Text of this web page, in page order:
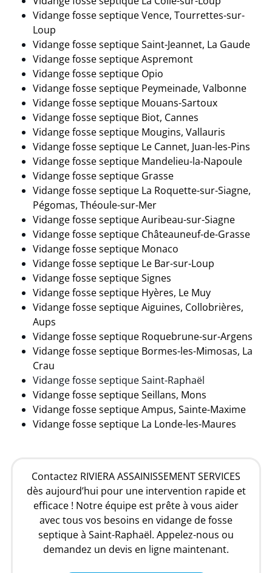
Vidange fosse septique Vence, Tourrettes-sur-
Loup
Vidange fosse septique Saint-Jeannet, La Gaude
Vidange fosse septique Aspremont
Vidange fosse septique Opio
Vidange fosse septique Peymeinade, Valbonne
Vidange fosse septique Mouans-Sartoux
Vidange fosse septique Biot, Cannes
Vidange fosse septique Mougins, Vallauris
Vidange fosse septique Le Cannet, Juan-les-Pins
Vidange fosse septique Mandelieu-la-Napoule
Vidange fosse septique Grasse
Vidange fosse septique La Roquette-sur-Siagne,
Pégomas, Théoule-sur-Mer
Vidange fosse septique Auribeau-sur-Siagne
Vidange fosse septique Châteauneuf-de-Grasse
Vidange fosse septique Monaco
Vidange fosse septique Le Bar-sur-Loup
Vidange fosse septique Signes
Vidange fosse septique Hyères, Le Muy
Vidange fosse septique Aiguines, Collobrières,
Aups
Vidange fosse septique Roquebrune-sur-Argens
Vidange fosse septique Bormes-les-Mimosas, La
Crau
Vidange fosse septique Saint-Raphaël
Vidange fosse septique Seillans, Mons
Vidange fosse septique Ampus, Sainte-Maxime
Vidange fosse septique La Londe-les-Maures
Contactez RIVIERA ASSAINISSEMENT SERVICES
dès aujourd’hui pour une intervention rapide et
efficace ! Notre équipe est prête à vous aider
avec tous vos besoins en vidange de fosse
septique à Saint-Raphaël. Appelez-nous ou
demandez un devis en ligne maintenant.